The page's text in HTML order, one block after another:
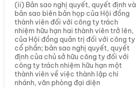
(ii) Bản sao nghị quyết, quyết định và
bản sao biên bản họp của Hội đồng
thành viên đối với công ty trách
nhiệm hữu hạn hai thành viên trở lên,
của Hội đồng quản trị đối với công ty
cổ phần; bản sao nghị quyết, quyết
định của chủ sở hữu công ty đối với
công ty trách nhiệm hữu hạn một
thành viên về việc thành lập chi
nhánh, văn phòng đại diện